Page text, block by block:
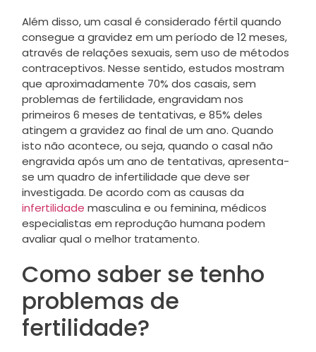
Além disso, um casal é considerado fértil quando
consegue a gravidez em um período de 12 meses,
através de relações sexuais, sem uso de métodos
contraceptivos. Nesse sentido, estudos mostram
que aproximadamente 70% dos casais, sem
problemas de fertilidade, engravidam nos
primeiros 6 meses de tentativas, e 85% deles
atingem a gravidez ao final de um ano. Quando
isto não acontece, ou seja, quando o casal não
engravida após um ano de tentativas, apresenta-
se um quadro de infertilidade que deve ser
investigada. De acordo com as causas da
infertilidade masculina e ou feminina, médicos
especialistas em reprodução humana podem
avaliar qual o melhor tratamento.
Como saber se tenho
problemas de
fertilidade?